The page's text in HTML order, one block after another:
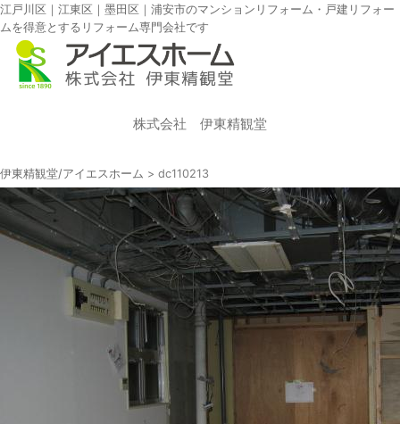
江戸川区｜江東区｜墨田区｜浦安市のマンションリフォーム・戸建リフォー
ムを得意とするリフォーム専門会社です
株式会社 伊東精観堂
伊東精観堂/アイエスホーム > dc110213